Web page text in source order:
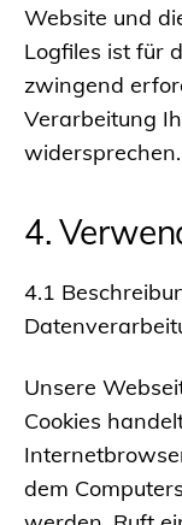
Website und
Logfiles ist für
zwingend
Verarbeitung
widersprechen.
4.
4.1
Unsere
Cookies
dem